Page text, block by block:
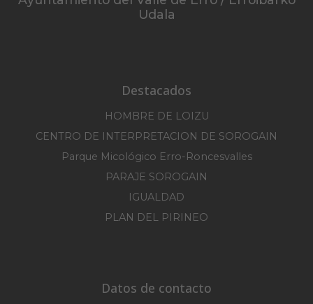
Udala
Destacados
HOMBRE DE LOIZU
CENTRO DE INTERPRETACION DE SOROGAIN
Parque Micológico Erro-Roncesvalles
PARAJE SOROGAIN
IGUALDAD
PLAN DEL PIRINEO
Datos de contacto